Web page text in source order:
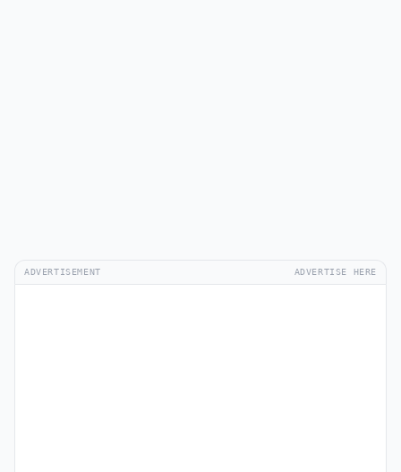
ADVERTISEMENT ADVERTISE HERE